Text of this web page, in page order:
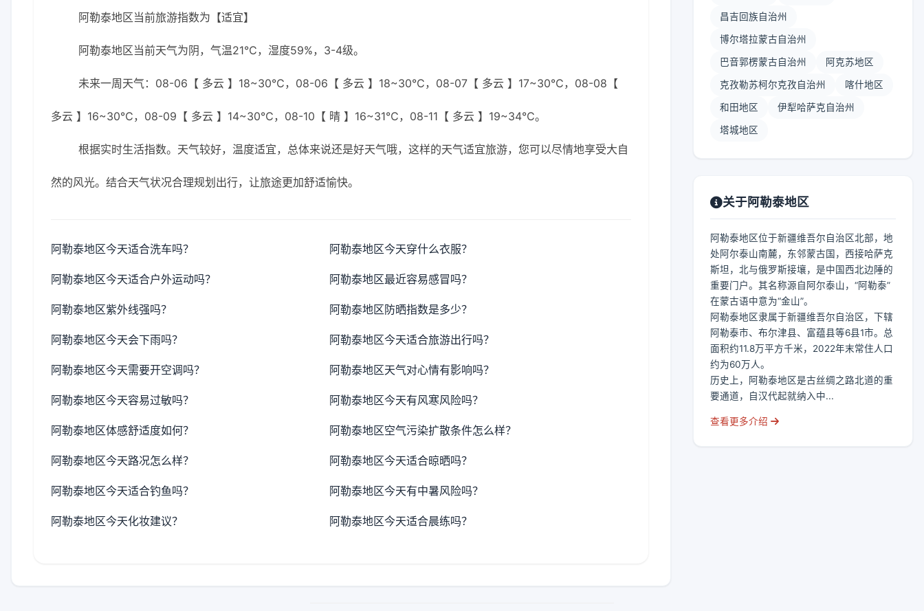
阿勒泰地区当前旅游指数为【适宜】
阿勒泰地区当前天气为阴，气温21℃，湿度59%，3-4级。
未来一周天气：08-06【 多云 】18~30℃，08-06【 多云 】18~30℃，08-07【 多云 】17~30℃，08-08【
多云 】16~30℃，08-09【 多云 】14~30℃，08-10【 晴 】16~31℃，08-11【 多云 】19~34℃。
根据实时生活指数。天气较好，温度适宜，总体来说还是好天气哦，这样的天气适宜旅游，您可以尽情地享受大自
然的风光。结合天气状况合理规划出行，让旅途更加舒适愉快。
阿勒泰地区今天适合洗车吗？ 阿勒泰地区今天穿什么衣服？
阿勒泰地区今天适合户外运动吗？ 阿勒泰地区最近容易感冒吗？
阿勒泰地区紫外线强吗？ 阿勒泰地区防晒指数是多少？
阿勒泰地区今天会下雨吗？ 阿勒泰地区今天适合旅游出行吗？
阿勒泰地区今天需要开空调吗？ 阿勒泰地区天气对心情有影响吗？
阿勒泰地区今天容易过敏吗？ 阿勒泰地区今天有风寒风险吗？
阿勒泰地区体感舒适度如何？ 阿勒泰地区空气污染扩散条件怎么样？
阿勒泰地区今天路况怎么样？ 阿勒泰地区今天适合晾晒吗？
阿勒泰地区今天适合钓鱼吗？ 阿勒泰地区今天有中暑风险吗？
阿勒泰地区今天化妆建议？ 阿勒泰地区今天适合晨练吗？
昌吉回族自治州
博尔塔拉蒙古自治州
巴音郭楞蒙古自治州 阿克苏地区
克孜勒苏柯尔克孜自治州 喀什地区
和田地区 伊犁哈萨克自治州
塔城地区
关于阿勒泰地区
阿勒泰地区位于新疆维吾尔自治区北部，地
处阿尔泰山南麓，东邻蒙古国，西接哈萨克
斯坦，北与俄罗斯接壤，是中国西北边陲的
重要门户。其名称源自阿尔泰山，“阿勒泰”
在蒙古语中意为“金山”。
阿勒泰地区隶属于新疆维吾尔自治区，下辖
阿勒泰市、布尔津县、富蕴县等6县1市。总
面积约11.8万平方千米，2022年末常住人口
约为60万人。
历史上，阿勒泰地区是古丝绸之路北道的重
要通道，自汉代起就纳入中...
查看更多介绍